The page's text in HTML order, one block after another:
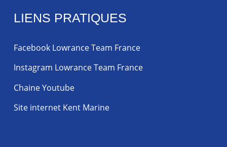
LIENS PRATIQUES
Facebook Lowrance Team France
Instagram Lowrance Team France
Chaine Youtube
Site internet Kent Marine